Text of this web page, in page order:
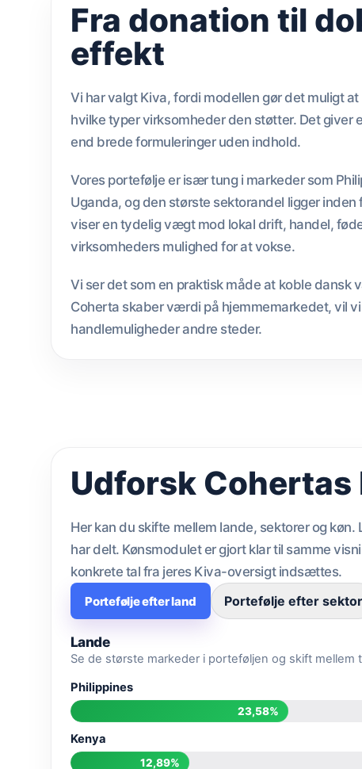
Fra donation til
effekt
Vi har valgt Kiva, fordi modellen gør det muligt
hvilke typer virksomheder den støtter. Det giver
end brede formuleringer uden indhold.
Vores portefølje er især tung i markeder som
Uganda, og den største sektorandel ligger inden
viser en tydelig vægt mod lokal drift, handel,
virksomheders mulighed for at vokse.
Vi ser det som en praktisk måde at koble dansk
Coherta skaber værdi på hjemmemarkedet, vil
handlemuligheder andre steder.
Udforsk
Her kan du skifte mellem lande, sektorer og
har delt. Kønsmodulet er gjort klar til samme
konkrete tal fra jeres Kiva-oversigt indsættes.
Portefølje efter land Portefølje efter sektor
Lande
Se de største markeder i porteføljen og skift mellem
Philippines
23,58%
Kenya
12,89%